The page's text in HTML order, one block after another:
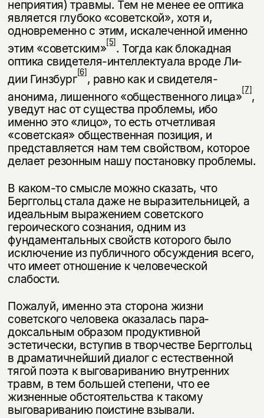
неприятия) травмы. Тем не менее ее оптика
является глубоко «советской», хотя и,
одновременно с этим, искалеченной именно
этим «со­ветским»[5]. Тогда как блокадная
оптика свидетеля-интеллектуала вроде Ли­
дии Гинзбург[6], равно как и свидетеля-
анонима, лишенного «общественного лица»[7],
уведут нас от существа проблемы, ибо
именно это «лицо», то есть от­четливая
«советская» общественная позиция, и
представляется нам тем свой­ством, которое
делает резонным нашу постановку проблемы.
В каком-то смысле можно сказать, что
Берггольц стала даже не вырази­тельницей, а
идеальным выражением советского
героического сознания, од­ним из
фундаментальных свойств которого было
исключение из публичного обсуждения всего,
что имеет отношение к человеческой
слабости.
Пожалуй, именно эта сторона жизни
советского человека оказалась пара­
доксальным образом продуктивной
эстетически, вступив в творчестве Берг­гольц
в драматичнейший диалог с естественной
тягой поэта к выговариванию внутренних
травм, в тем большей степени, что ее
жизненные обстоятельства к такому
выговариванию поистине взывали.